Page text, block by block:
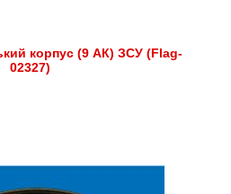
корпус (9 АК) ЗСУ (Flag-
02327)